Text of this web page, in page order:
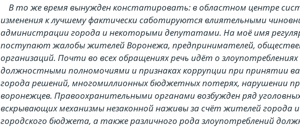
В то же время вынужден констатировать: в областном центре
изменения к лучшему фактически саботируются влиятельными
администрации города и некоторыми депутатами. На моё имя
поступают жалобы жителей Воронежа, предпринимателей,
организаций. Почти во всех обращениях речь идёт о злоупотреблениях
должностными полномочиями и признаках коррупции при принятии
города решений, многомиллионных бюджетных потерях, нарушении
воронежцев. Правоохранительными органами возбужден ряд
вскрывающих механизмы незаконной наживы за счёт жителей города и
городского бюджета, а также различного рода злоупотреблений